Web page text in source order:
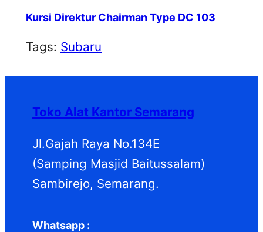
Kursi Direktur Chairman Type DC 103
Tags: Subaru
Toko Alat Kantor Semarang
Jl.Gajah Raya No.134E
(Samping Masjid Baitussalam)
Sambirejo, Semarang.
Whatsapp :